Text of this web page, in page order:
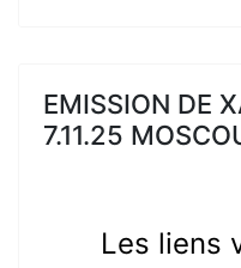
EMISSION DE
7.11.25
Les liens